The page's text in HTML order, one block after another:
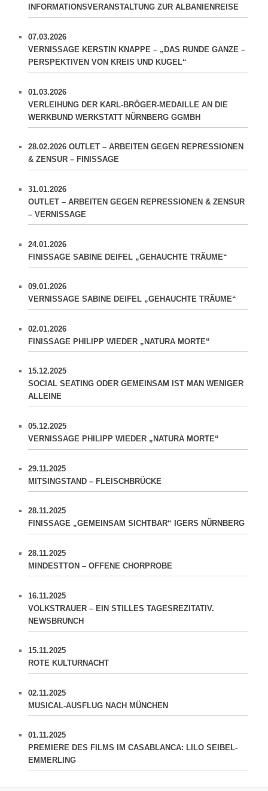
INFORMATIONSVERANSTALTUNG ZUR ALBANIENREISE
07.03.2026
VERNISSAGE KERSTIN KNAPPE – „DAS RUNDE GANZE –
PERSPEKTIVEN VON KREIS UND KUGEL“
01.03.2026
VERLEIHUNG DER KARL-BRÖGER-MEDAILLE AN DIE
WERKBUND WERKSTATT NÜRNBERG GGMBH
28.02.2026 OUTLET – ARBEITEN GEGEN REPRESSIONEN
& ZENSUR – FINISSAGE
31.01.2026
OUTLET – ARBEITEN GEGEN REPRESSIONEN & ZENSUR
– VERNISSAGE
24.01.2026
FINISSAGE SABINE DEIFEL „GEHAUCHTE TRÄUME“
09.01.2026
VERNISSAGE SABINE DEIFEL „GEHAUCHTE TRÄUME“
02.01.2026
FINISSAGE PHILIPP WIEDER „NATURA MORTE“
15.12.2025
SOCIAL SEATING ODER GEMEINSAM IST MAN WENIGER
ALLEINE
05.12.2025
VERNISSAGE PHILIPP WIEDER „NATURA MORTE“
29.11.2025
MITSINGSTAND – FLEISCHBRÜCKE
28.11.2025
FINISSAGE „GEMEINSAM SICHTBAR“ IGERS NÜRNBERG
28.11.2025
MINDESTTON – OFFENE CHORPROBE
16.11.2025
VOLKSTRAUER – EIN STILLES TAGESREZITATIV.
NEWSBRUNCH
15.11.2025
ROTE KULTURNACHT
02.11.2025
MUSICAL-AUSFLUG NACH MÜNCHEN
01.11.2025
PREMIERE DES FILMS IM CASABLANCA: LILO SEIBEL-
EMMERLING